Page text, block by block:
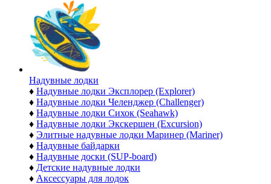
Надувные лодки
♦ Надувные лодки Эксплорер (Explorer)
♦ Надувные лодки Челенджер (Challenger)
♦ Надувные лодки Сихок (Seahawk)
♦ Надувные лодки Экскершен (Excursion)
♦ Элитные надувные лодки Маринер (Mariner)
♦ Надувные байдарки
♦ Надувные доски (SUP-board)
♦ Детские надувные лодки
♦ Аксессуары для лодок